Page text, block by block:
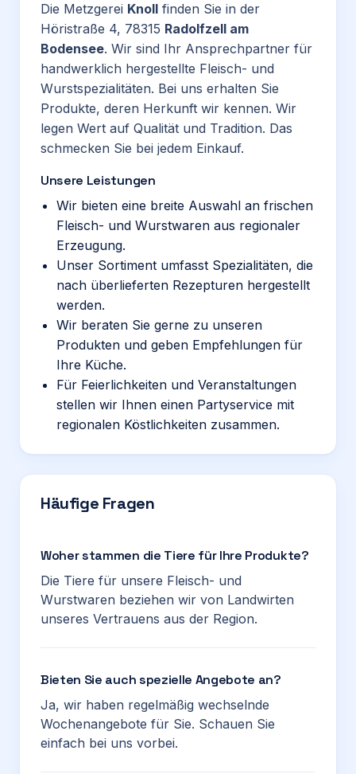
Die Metzgerei Knoll finden Sie in der
Höristraße 4, 78315 Radolfzell am
Bodensee. Wir sind Ihr Ansprechpartner für
handwerklich hergestellte Fleisch- und
Wurstspezialitäten. Bei uns erhalten Sie
Produkte, deren Herkunft wir kennen. Wir
legen Wert auf Qualität und Tradition. Das
schmecken Sie bei jedem Einkauf.
Unsere Leistungen
Wir bieten eine breite Auswahl an frischen
Fleisch- und Wurstwaren aus regionaler
Erzeugung.
Unser Sortiment umfasst Spezialitäten, die
nach überlieferten Rezepturen hergestellt
werden.
Wir beraten Sie gerne zu unseren
Produkten und geben Empfehlungen für
Ihre Küche.
Für Feierlichkeiten und Veranstaltungen
stellen wir Ihnen einen Partyservice mit
regionalen Köstlichkeiten zusammen.
Häufige Fragen
Woher stammen die Tiere für Ihre Produkte?
Die Tiere für unsere Fleisch- und
Wurstwaren beziehen wir von Landwirten
unseres Vertrauens aus der Region.
Bieten Sie auch spezielle Angebote an?
Ja, wir haben regelmäßig wechselnde
Wochenangebote für Sie. Schauen Sie
einfach bei uns vorbei.